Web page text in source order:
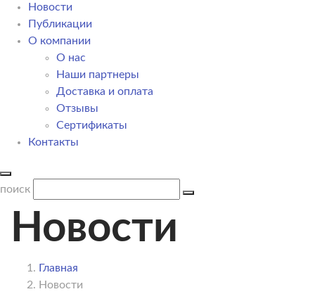
Новости
Публикации
О компании
О нас
Наши партнеры
Доставка и оплата
Отзывы
Сертификаты
Контакты
поиск
Новости
Главная
Новости